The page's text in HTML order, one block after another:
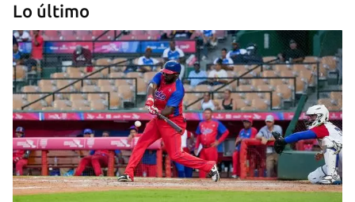
NICARAGUA
EE UU propone a la OEA convocar a los
Lo último